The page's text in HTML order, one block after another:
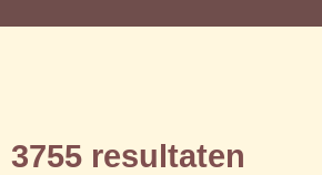
3755 resultaten